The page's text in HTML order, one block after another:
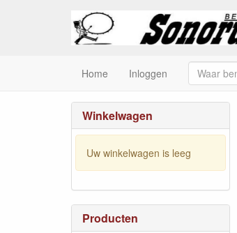
Home Inloggen
Winkelwagen
Uw winkelwagen is leeg
Producten